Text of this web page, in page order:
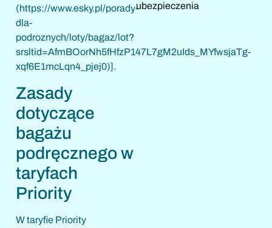
(https://www.esky.pl/porady-
dla-
podroznych/loty/bagaz/lot?
srsltid=AfmBOorNh5fHfzP147L7gM2uIds_MYfwsjaTg-
xqf6E1mcLqn4_pjej0)].
Zasady
dotyczące
bagażu
podręcznego w
taryfach
Priority
W taryfie Priority
ubezpieczenia